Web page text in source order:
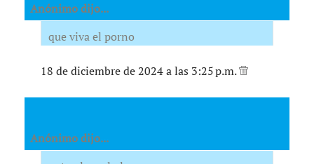
Anónimo dijo...
que viva el porno
18 de diciembre de 2024 a las 3:25 p.m.
Anónimo dijo...